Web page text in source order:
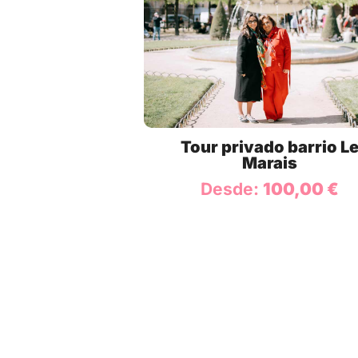
Tour privado barrio
Marais
Desde: 100,00 €